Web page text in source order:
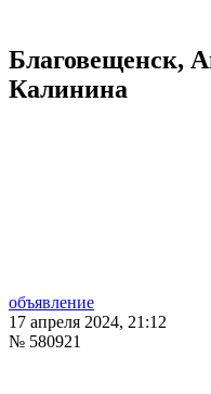
Благовещенск,
Калинина
объявление
17 апреля 2024, 21:12
№ 580921